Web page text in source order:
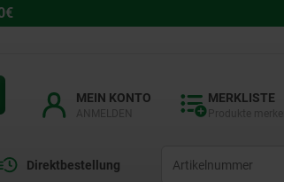
MEIN KONTO MERKLISTE
Direktbestellung